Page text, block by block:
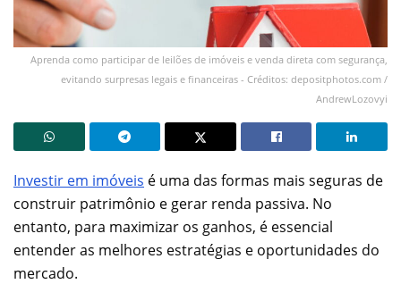
Aprenda como participar de leilões de imóveis e venda direta com segurança,
evitando surpresas legais e financeiras - Créditos: depositphotos.com /
AndrewLozovyi
Investir em imóveis é uma das formas mais seguras de
construir patrimônio e gerar renda passiva. No
entanto, para maximizar os ganhos, é essencial
entender as melhores estratégias e oportunidades do
mercado.